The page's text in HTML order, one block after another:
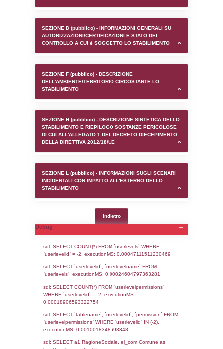
Stabilimento
MORSANI SRL nel
Belmonte in Sabina
SEZIONE A1 (pubblico) - INFORMAZIONI
SEZIONE D (pubblico) - INFORMAZIONI
CONTROLLO A CUI è SOGGETTO LO
DELL'AMBIENTE/TERRITORIO
STABILIMENTO
SEZIONE H (pubblico) - DESCRIZIONE
STABILIMENTO E RIEPILOGO SOSTANZE